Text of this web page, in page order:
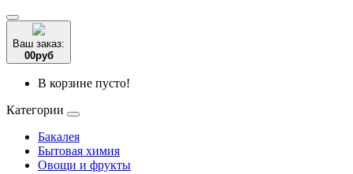
Ваш заказ:
00руб
В корзине пусто!
Категории
Бакалея
Бытовая химия
Овощи и фрукты